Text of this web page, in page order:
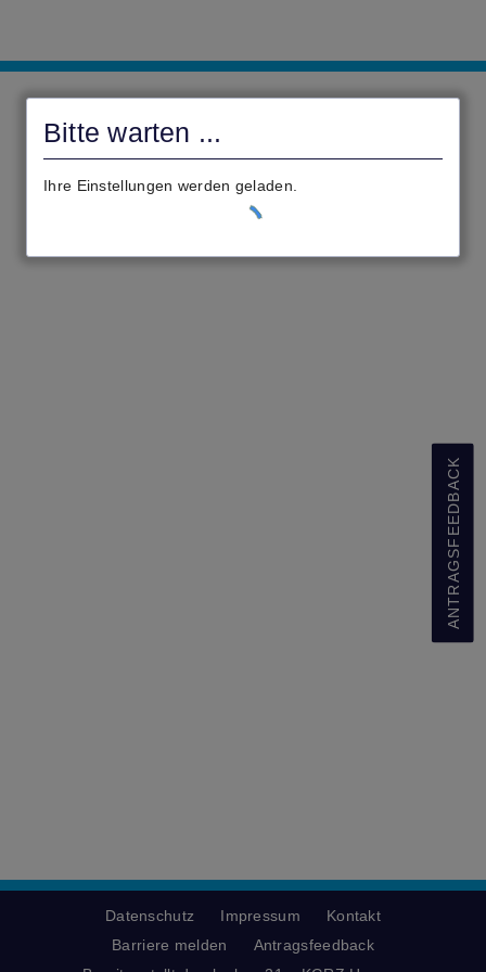
Bitte warten ...
Ihre Einstellungen werden geladen.
civento
ANTRAGSFEEDBACK
Datenschutz Impressum
Kontakt
Barriere melden
Antragsfeedback